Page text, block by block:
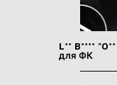
L** B****
для ФК